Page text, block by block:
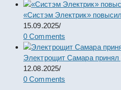
«Систэм Электрик»
15.09.2025/
0 Comments
Электрощит Самара
12.08.2025/
0 Comments